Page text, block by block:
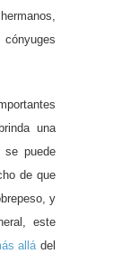
una
se puede
de que
y
este
alládel